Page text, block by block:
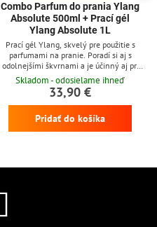
Combo Parfum do prania Ylang
Absolute 500ml + Prací gél
Ylang Absolute 1L
Prací gél Ylang, skvelý pre použitie s
parfumami na pranie. Poradí si aj s
odolnejšími škvrnami a je účinný aj pri
nízkych teplotách
Skladom - odosielame ihneď
33,90 €
Pridať do košíka